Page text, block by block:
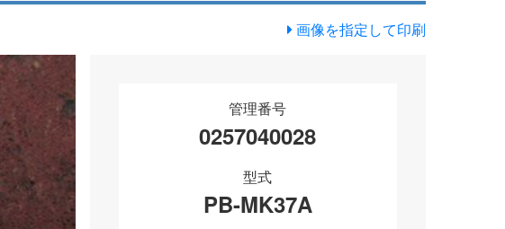
画像を指定して印刷
管理番号
0257040028
型式
PB-MK37A